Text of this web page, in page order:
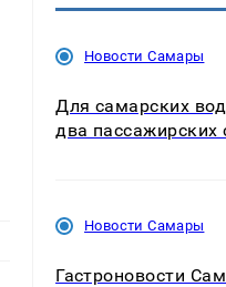
Новости Самары
Для самарских
два пассажирских
Новости Самары
Гастроновости